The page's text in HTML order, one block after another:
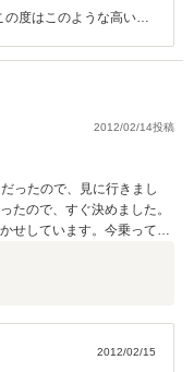
度はこのような高い評
いておりますがまた困
ださい。これからも末
伸：弊社の『少し』ぽ
で～す!(^^)!
2012/02/14投稿
ったので、見に行きまし
たので、すぐ決めました。
せしています。今乗ってい
2012/02/15